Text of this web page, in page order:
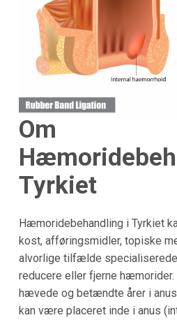
Om
Tyrkiet
Hæmoridebehandling i Tyrkiet
kost, afføringsmidler, topiske
alvorlige tilfælde
reducere eller fjerne
hævede og betændte årer i
kan være placeret inde i anus